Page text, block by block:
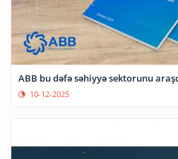
ABB bu dəfə səhiyyə sektorunu
10-12-2025